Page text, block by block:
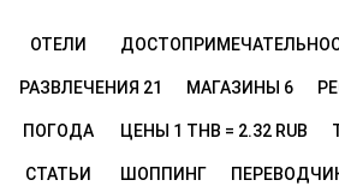
ОТЕЛИ
РАЗВЛЕЧЕНИЯ 21 МАГАЗИНЫ 6
ПОГОДА ЦЕНЫ 1 THB = 2.32 RUB
СТАТЬИ ШОППИНГ